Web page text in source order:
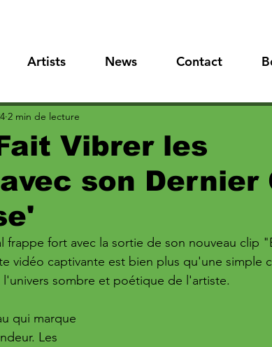
Artists News Contact
Vibrer les
son Dernier
2 min de lecture
frappe fort avec la sortie de son nouveau clip
vidéo captivante est bien plus qu'une simple
sombre et poétique de l'artiste.
qui marque
Les